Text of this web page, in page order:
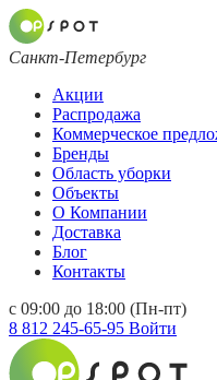
Санкт-Петербург
Акции
Распродажа
Коммерческое
Бренды
Область уборки
Объекты
О Компании
Доставка
Блог
Контакты
с 09:00 до 18:00 (Пн-пт)
8 812 245-65-95 Войти